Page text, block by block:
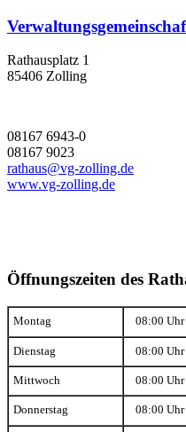
Rathausplatz 1
85406 Zolling
08167 6943-0
08167 9023
rathaus@vg-zolling.de
www.vg-zolling.de
Öffnungszeiten des
Montag 08:00
Dienstag 08:00
Mittwoch 08:00
Donnerstag 08:00